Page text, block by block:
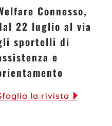
Connesso,
22 luglio al via
sportelli di
e
la rivista